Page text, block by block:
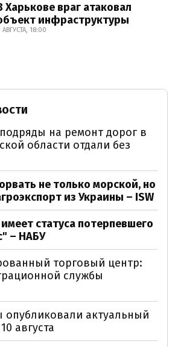
Харькове враг атаковал
инфраструктуры
АВГУСТА, 18:00
на ремонт дорог в
области отдали без
не только морской, но
из Украины – ISW
статуса потерпевшего
– НАБУ
торговый центр:
службы
опубликовали актуальный
августа